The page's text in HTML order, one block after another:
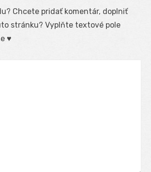
Chcete pridať komentár, doplniť
stránku? Vyplňte textové pole
♥